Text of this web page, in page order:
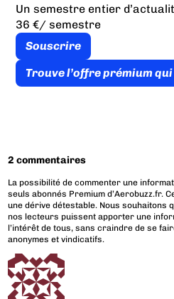
Un semestre entier
36 €/ semestre
Souscrire
Trouve l’offre prémium
2 commentaires
La possibilité de commenter une
seuls abonnés Premium d’Aerobuzz.fr.
une dérive détestable. Nous souhaitons
nos lecteurs puissent apporter une
l’intérêt de tous, sans craindre de se
anonymes et vindicatifs.